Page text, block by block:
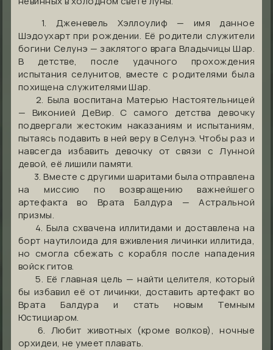
1. Дженевель Хэллоулиф — имя данное
Шэдоухарт при рождении. Её родители служители
богини Селунэ — заклятого врага Владычицы Шар.
В детстве, после удачного прохождения
испытания селунитов, вместе с родителями была
похищена служителями Шар.
2. Была воспитана Матерью Настоятельницей
— Виконией ДеВир. С самого детства девочку
подвергали жестоким наказаниям и испытаниям,
пытаясь подавить в ней веру в Селунэ. Чтобы раз и
навсегда избавить девочку от связи с Лунной
девой, её лишили памяти.
3. Вместе с другими шаритами была отправлена
на миссию по возвращению важнейшего
артефакта во Врата Балдура — Астральной
призмы.
4. Была схвачена иллитидами и доставлена ​​на
борт наутилоида для вживления личинки иллитида,
но смогла сбежать с корабля после нападения
войск гитов.
5. Её главная цель — найти целителя, который
бы избавил её от личинки, доставить артефакт во
Врата Балдура и стать новым Темным
Юстициаром.
6. Любит животных (кроме волков), ночные
орхидеи, не умеет плавать.